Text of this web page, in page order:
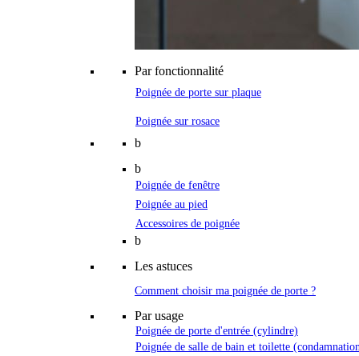
Par fonctionnalité
Poignée de porte sur plaque
Poignée sur rosace
b
b
Poignée de fenêtre
Poignée au pied
Accessoires de poignée
b
Les astuces
Comment choisir ma poignée de porte ?
Par usage
Poignée de porte d'entrée (cylindre)
Poignée de salle de bain et toilette